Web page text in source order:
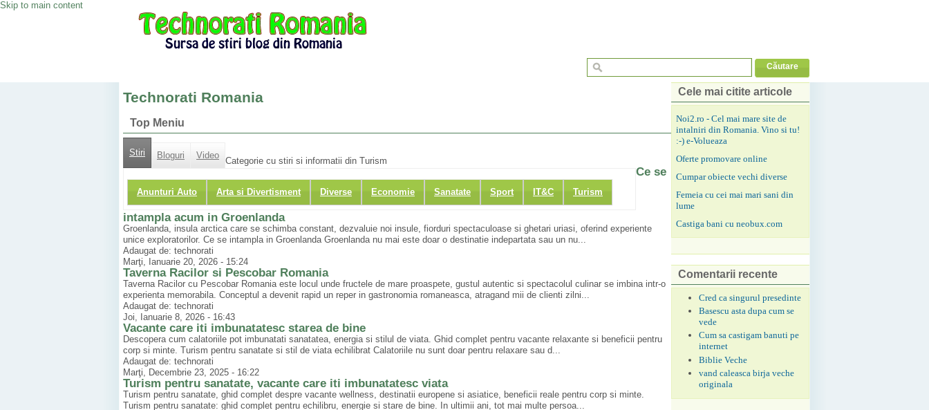
Skip to main content
Technorati Romania
Top Meniu
Stiri Bloguri Video
Anunturi Auto Arta si Divertisment Diverse Economie Sanatate Sport IT&C Turism
Categorie cu stiri si informatii din Turism
Ce se
intampla acum in Groenlanda
Groenlanda, insula arctica care se schimba constant, dezvaluie noi insule, fiorduri spectaculoase si ghetari uriasi, oferind experiente
unice exploratorilor. Ce se intampla in Groenlanda Groenlanda nu mai este doar o destinatie indepartata sau un nu...
Adaugat de: technorati
Marţi, Ianuarie 20, 2026 - 15:24
Taverna Racilor si Pescobar Romania
Taverna Racilor cu Pescobar Romania este locul unde fructele de mare proaspete, gustul autentic si spectacolul culinar se imbina intr-o
experienta memorabila. Conceptul a devenit rapid un reper in gastronomia romaneasca, atragand mii de clienti zilni...
Adaugat de: technorati
Joi, Ianuarie 8, 2026 - 16:43
Vacante care iti imbunatatesc starea de bine
Descopera cum calatoriile pot imbunatati sanatatea, energia si stilul de viata. Ghid complet pentru vacante relaxante si beneficii pentru
corp si minte. Turism pentru sanatate si stil de viata echilibrat Calatoriile nu sunt doar pentru relaxare sau d...
Adaugat de: technorati
Marţi, Decembrie 23, 2025 - 16:22
Turism pentru sanatate, vacante care iti imbunatatesc viata
Turism pentru sanatate, ghid complet despre vacante wellness, destinatii europene si asiatice, beneficii reale pentru corp si minte.
Turism pentru sanatate: ghid complet pentru echilibru, energie si stare de bine. In ultimii ani, tot mai multe persoa...
Cele mai citite articole
Noi2.ro - Cel mai mare site de
intalniri din Romania. Vino si tu!
:-) e-Volueaza
Oferte promovare online
Cumpar obiecte vechi diverse
Femeia cu cei mai mari sani din
lume
Castiga bani cu neobux.com
Comentarii recente
Cred ca singurul presedinte
Basescu asta dupa cum se
vede
Cum sa castigam banuti pe
internet
Biblie Veche
vand caleasca birja veche
originala